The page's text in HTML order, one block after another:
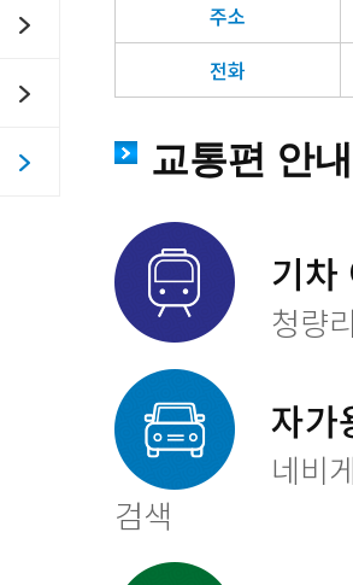
주소
전화
교통편 안내
기차
청량
자가
네비
검색